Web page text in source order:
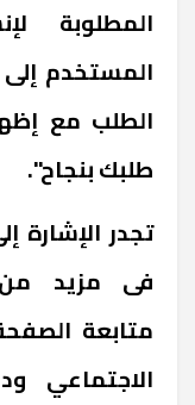
المطلوبة
المستخدم
الطلب مع
طلبك بنجاح".
تجدر الإشارة
فى مزيد من
متابعة
الاجتماعي